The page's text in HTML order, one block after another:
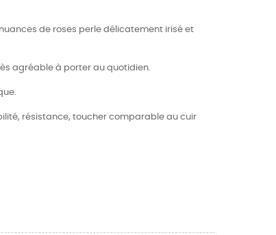
de roses perle délicatement irisé et
agréable à porter au quotidien.
résistance, toucher comparable au cuir